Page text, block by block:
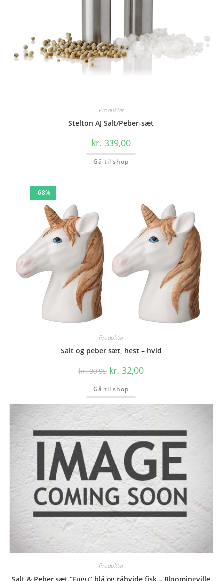
Produkter
Stelton AJ Salt/Peber-sæt
kr. 339,00
Gå til shop
-68%
Produkter
Salt og peber sæt, hest – hvid
kr.99,95 Den
oprindelige
pris
var:
kr. 99,95.
kr. 32,00Den
aktuelle
Gå til shop
Produkter
Salt & Peber sæt “Fugu” blå og råhvide fisk – Bloomingville